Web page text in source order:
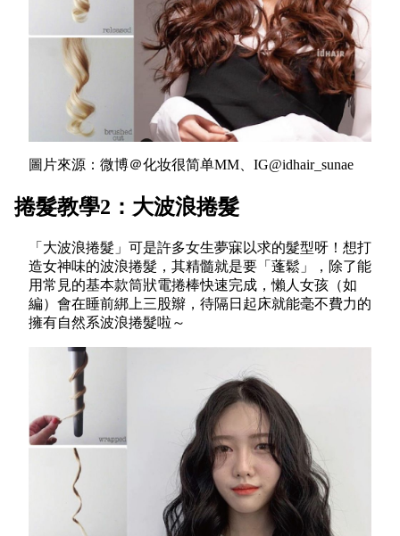
圖片來源：微博＠化妆很简单MM、IG@idhair_sunae
捲髮教學2：大波浪捲髮
「大波浪捲髮」可是許多女生夢寐以求的髮型呀！想打
造女神味的波浪捲髮，其精髓就是要「蓬鬆」，除了能
用常見的基本款筒狀電捲棒快速完成，懶人女孩（如
編）會在睡前綁上三股辮，待隔日起床就能毫不費力的
擁有自然系波浪捲髮啦～